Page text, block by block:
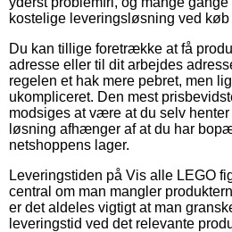
kostelige leveringsløsning ved
Du kan tillige foretrække at få
adresse eller til dit arbejdes
regelen et hak mere pebret, men
ukompliceret. Den mest
modsiges at være at du selv
løsning afhænger af at du har
netshoppens lager.
Leveringstiden på Vis alle LEGO
central om man mangler
er det aldeles vigtigt at man
leveringstid ved det relevante